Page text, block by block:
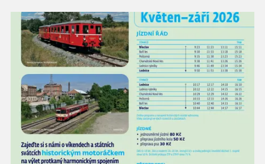
Prodejce prosíme tradičně o příchod 30
minut před začátkem, aby si vše na
prodejních místech stihli přichystat. Pokud
plánujete přijít a chcete rezervovat prodejní
místo, potvrďte prosím účast přes email
petr.vlasak@breclav.eu nebo zde v události,
ať víme, s kolika lidmi máme počítat. Počet
prodejních míst je omezen.
Těšíme se jako vždy!